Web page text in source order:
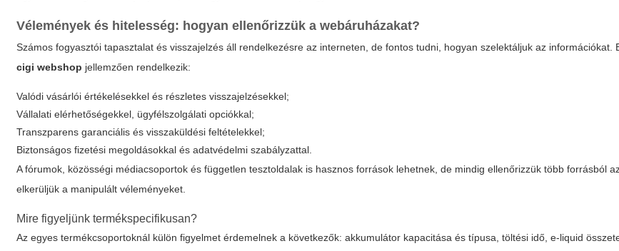
Vélemények és hitelesség: hogyan ellenőrizzük a webáruházakat?
Számos fogyasztói tapasztalat és visszajelzés áll rendelkezésre az interneten, de fontos tudni, hogyan szelektáljuk az
cigi webshop jellemzően rendelkezik:
Valódi vásárlói értékelésekkel és részletes visszajelzésekkel;
Vállalati elérhetőségekkel, ügyfélszolgálati opciókkal;
Transzparens garanciális és visszaküldési feltételekkel;
Biztonságos fizetési megoldásokkal és adatvédelmi szabályzattal.
A fórumok, közösségi médiacsoportok és független tesztoldalak is hasznos források lehetnek, de mindig ellenőrizzük több forrásból
elkerüljük a manipulált véleményeket.
Mire figyeljünk termékspecifikusan?
Az egyes termékcsoportoknál külön figyelmet érdemelnek a következők: akkumulátor kapacitása és típusa, töltési idő, e-liquid